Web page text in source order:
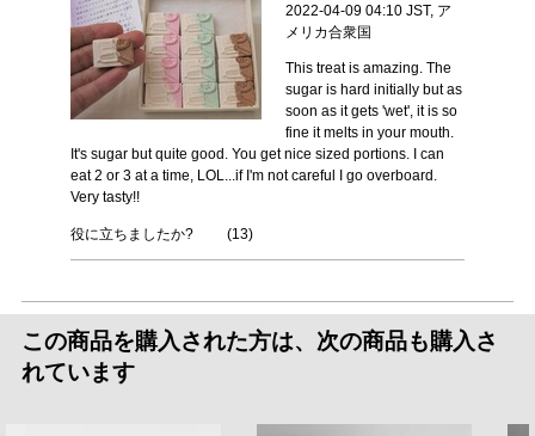
2022-04-09 04:10 JST, ア
メリカ合衆国
This treat is amazing. The
sugar is hard initially but as
soon as it gets 'wet', it is so
fine it melts in your mouth.
It's sugar but quite good. You get nice sized portions. I can
eat 2 or 3 at a time, LOL...if I'm not careful I go overboard.
Very tasty!!
役に立ちましたか? (13)
この商品を購入された方は、次の商品も購入さ
れています